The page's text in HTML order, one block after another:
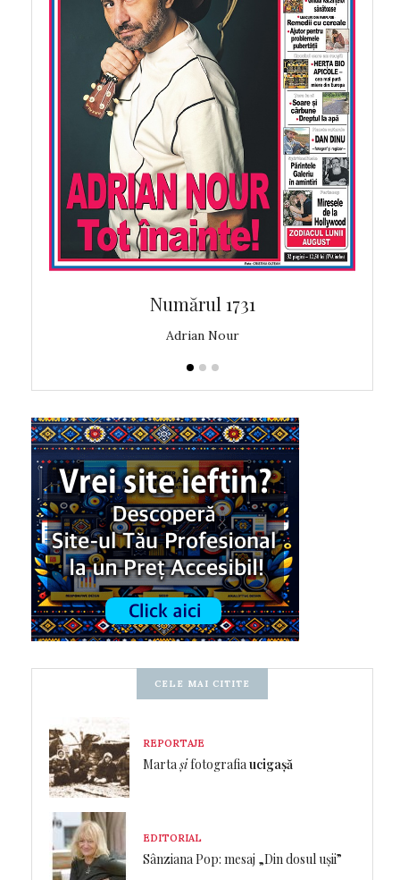
Numărul 1731
Adrian Nour
CELE MAI CITITE
REPORTAJE
Martașifotografia ucigașă
EDITORIAL
Sânziana Pop: mesaj „Din dosul ușii”